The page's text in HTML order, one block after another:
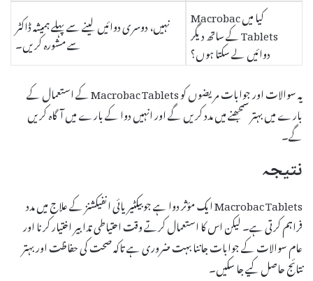
کیا میں Macrobac
Tablets کے ساتھ دیگر
دوائیں لے سکتا ہوں؟
نہیں، دوسری دوائیں لینے سے پہلے ہمیشہ ڈاکٹر
سے مشورہ کریں۔
یہ سوالات اور جوابات مریضوں کو Macrobac Tablets کے استعمال کے
بارے میں بہتر سمجھنے میں مدد کریں گے اور انہیں دوا کے بارے میں آگاہ کریں
گے۔
نتیجہ
Macrobac Tablets ایک مؤثر دوا ہے جو بیکٹیریائی انفیکشنز کے علاج میں مدد
فراہم کرتی ہے۔ لیکن اس کا استعمال کرتے وقت احتیاطی تدابیر اختیار کرنا اور
عام سوالات کے جوابات جاننا بہت ضروری ہے تاکہ صحت کی حفاظت اور بہتر
نتائج حاصل کیے جا سکیں۔